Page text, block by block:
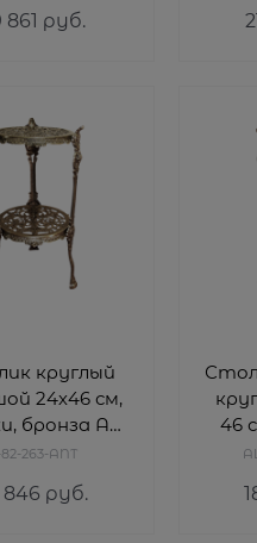
861 руб.
круглый
24х46 см,
бронза AL-
263-ANT
263-ANT
846 руб.
46